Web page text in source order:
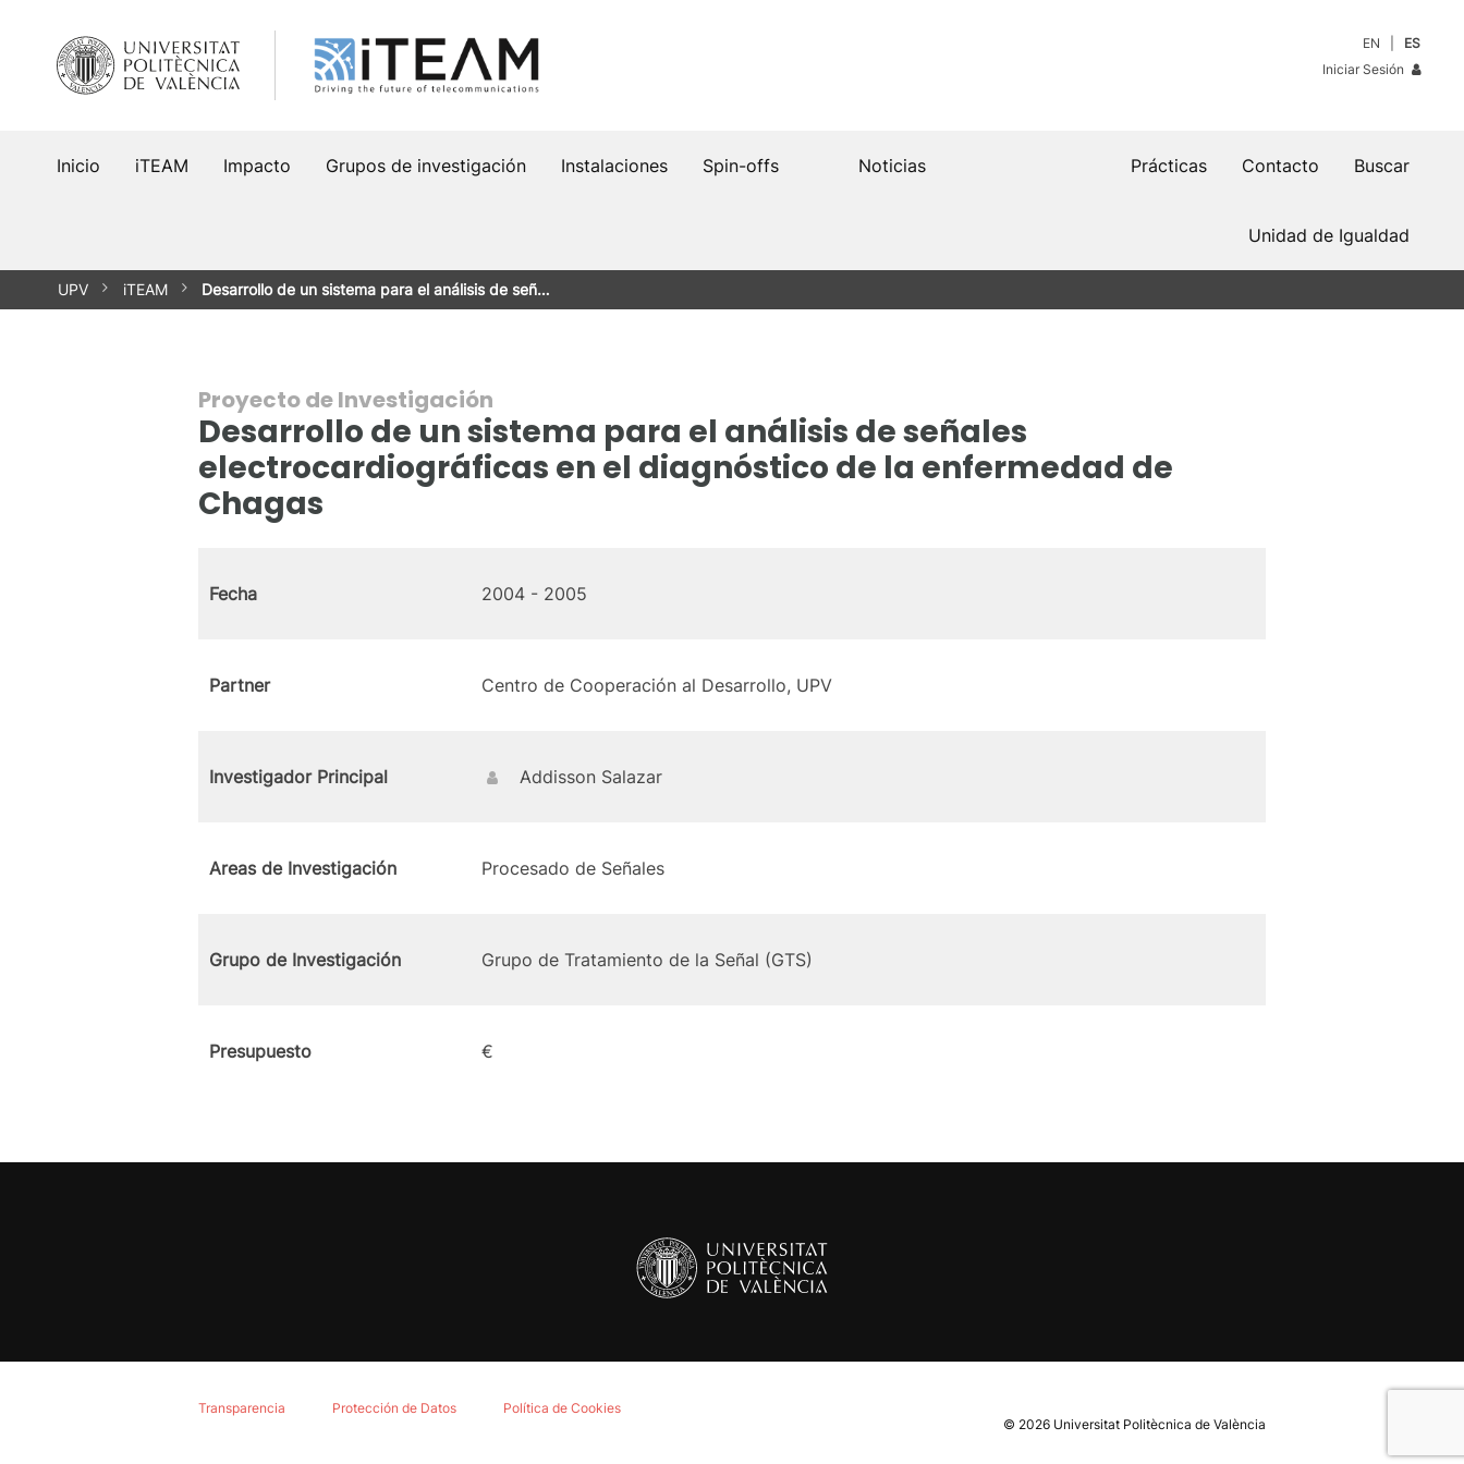
contenido
EN
ES
Iniciar Sesión
Inicio iTEAM Impacto Grupos de investigación Instalaciones Spin-offs Buscar
Contacto
Prácticas
Noticias
Unidad de Igualdad
UPV iTEAM Desarrollo de un sistema para el análisis de señ…
Proyecto de Investigación
Desarrollo de un sistema para el análisis de señales
electrocardiográficas en el diagnóstico de la enfermedad de
Chagas
Fecha 2004 - 2005
Partner Centro de Cooperación al Desarrollo, UPV
Investigador Principal Addisson Salazar
Areas de Investigación Procesado de Señales
Grupo de Investigación Grupo de Tratamiento de la Señal (GTS)
Presupuesto €
Transparencia Protección de Datos
Política de Cookies
© 2026 Universitat Politècnica de València